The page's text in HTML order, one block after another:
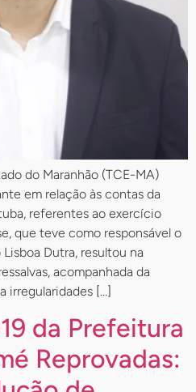
do Maranhão (TCE-MA)
em relação às contas da
referentes ao exercício
que teve como responsável o
Dutra, resultou na
acompanhada da
irregularidades […]
da Prefeitura
Reprovadas: